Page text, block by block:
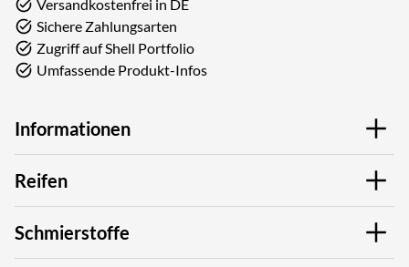
Versandkostenfrei in DE
Sichere Zahlungsarten
Zugriff auf Shell Portfolio
Umfassende Produkt-Infos
Informationen
Reifen
Schmierstoffe